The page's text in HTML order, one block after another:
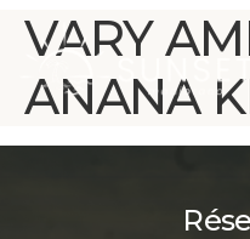
VARY
ANANA